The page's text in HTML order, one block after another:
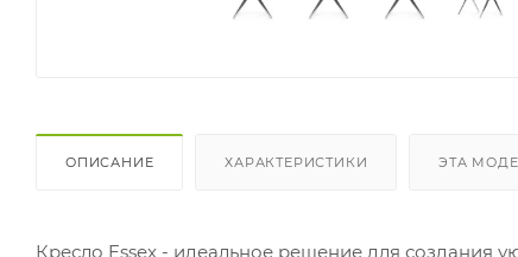
ОПИСАНИЕ ХАРАКТЕРИСТИКИ ЭТА
Кресло Essex - идеальное решение для создания